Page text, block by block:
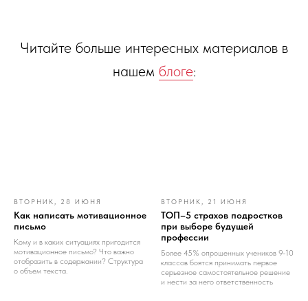
Читайте больше интересных материалов в
нашем блоге:
ВТОРНИК, 28 ИЮНЯ
Как написать мотивационное
письмо
Кому и в каких ситуациях пригодится
мотивационное письмо? Что важно
отобразить в содержании? Структура
о объем текста.
ВТОРНИК, 21 ИЮНЯ
ТОП–5 страхов подростков
при выборе будущей
профессии
Более 45% опрошенных учеников 9-10
классов боятся принимать первое
серьезное самостоятельное решение
и нести за него ответственность